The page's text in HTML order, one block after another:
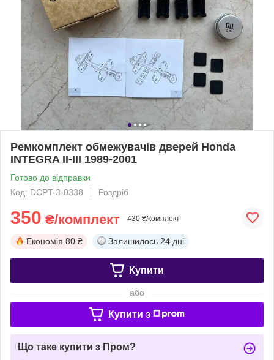
Ремкомплект обмежувачів дверей Honda
INTEGRA II-III 1989-2001
Готово до відправки
Код: DCPT-3-0338
Роздріб
350 ₴/комплект 430 ₴/комплект
Економія 80 ₴ Залишилось 24 дні
Купити
або
Купити з
Що таке купити з Пром?